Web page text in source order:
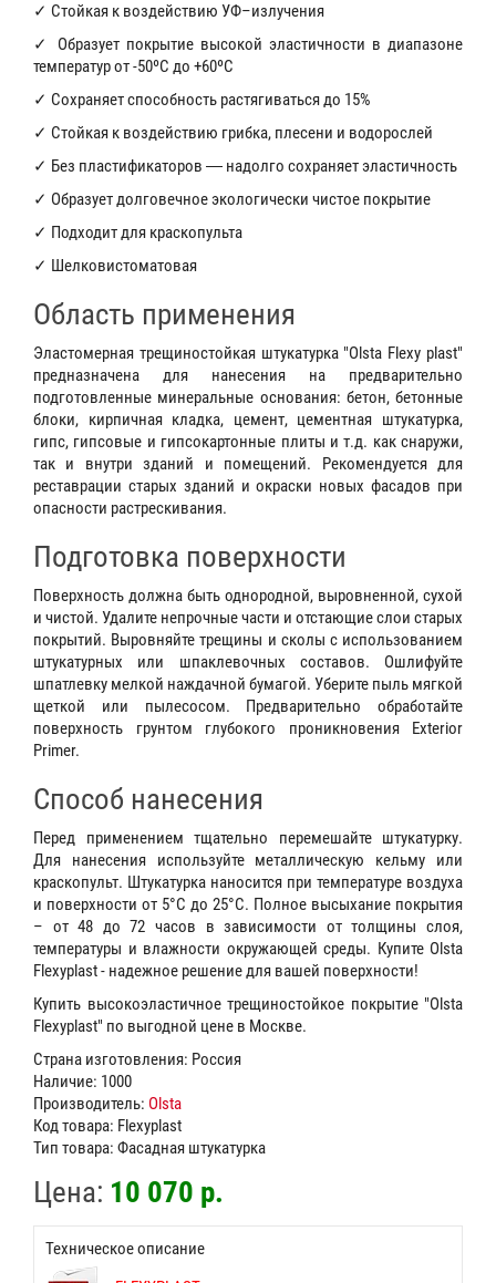
✓ Стойкая к воздействию УФ–излучения
✓ Образует покрытие высокой эластичности в диапазоне
температур от -50ºС до +60ºС
✓ Сохраняет способность растягиваться до 15%
✓ Стойкая к воздействию грибка, плесени и водорослей
✓ Без пластификаторов ― надолго сохраняет эластичность
✓ Образует долговечное экологически чистое покрытие
✓ Подходит для краскопульта
✓ Шелковистоматовая
Область применения
Эластомерная трещиностойкая штукатурка "Olsta Flexy plast"
предназначена для нанесения на предварительно
подготовленные минеральные основания: бетон, бетонные
блоки, кирпичная кладка, цемент, цементная штукатурка,
гипс, гипсовые и гипсокартонные плиты и т.д. как снаружи,
так и внутри зданий и помещений. Рекомендуется для
реставрации старых зданий и окраски новых фасадов при
опасности растрескивания.
Подготовка поверхности
Поверхность должна быть однородной, выровненной, сухой
и чистой. Удалите непрочные части и отстающие слои старых
покрытий. Выровняйте трещины и сколы с использованием
штукатурных или шпаклевочных составов. Ошлифуйте
шпатлевку мелкой наждачной бумагой. Уберите пыль мягкой
щеткой или пылесосом. Предварительно обработайте
поверхность грунтом глубокого проникновения Exterior
Primer.
Способ нанесения
Перед применением тщательно перемешайте штукатурку.
Для нанесения используйте металлическую кельму или
краскопульт. Штукатурка наносится при температуре воздуха
и поверхности от 5°С до 25°С. Полное высыхание покрытия
– от 48 до 72 часов в зависимости от толщины слоя,
температуры и влажности окружающей среды. Купите Olsta
Flexyplast - надежное решение для вашей поверхности!
Купить высокоэластичное трещиностойкое покрытие "Olsta
Flexyplast" по выгодной цене в Москве.
Страна изготовления: Россия
Наличие: 1000
Производитель: Olsta
Код товара: Flexyplast
Тип товара: Фасадная штукатурка
Цена: 10 070 р.
Техническое описание